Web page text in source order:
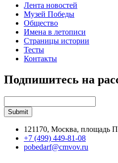
Лента новостей
Музей Победы
Общество
Имена в летописи
Страницы истории
Тесты
Контакты
Подпишитесь на
121170, Москва, площадь
+7 (499) 449-81-08
pobedarf@cmvov.ru